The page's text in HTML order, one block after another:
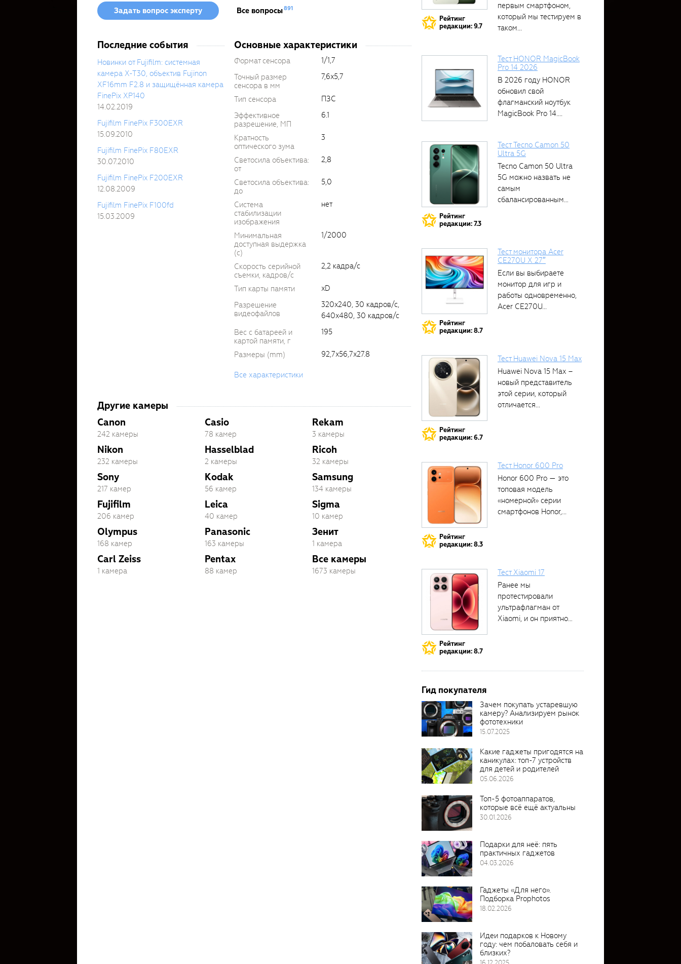
Задать вопрос эксперту Все вопросы891
Последние события
Новинки от Fujifilm: системная
камера X-T30, объектив Fujinon
XF16mm F2.8 и защищённая камера
FinePix XP140
14.02.2019
Fujifilm FinePix F300EXR
15.09.2010
Fujifilm FinePix F80EXR
30.07.2010
Fujifilm FinePix F200EXR
12.08.2009
Fujifilm FinePix F100fd
15.03.2009
Основные характеристики
Формат сенсора
1/1,7
Точный размер
сенсора в мм
7,6x5,7
Тип сенсора
ПЗС
Эффективное
разрешение, МП
6.1
Кратность
оптического зума
3
Светосила объектива:
от
2,8
Светосила объектива:
до
5,0
Система
стабилизации
изображения
нет
Минимальная
доступная выдержка
(c)
1/2000
Скорость серийной
съемки, кадров/с
2,2 кадра/с
Тип карты памяти
xD
Разрешение
видеофайлов
320x240, 30 кадров/с,
640x480, 30 кадров/с
Вес с батареей и
картой памяти, г
195
Размеры (mm) 92,7x56,7x27.8
Все характеристики
Другие камеры
Canon
242 камеры
Nikon
232 камеры
Sony
217 камер
Fujifilm
206 камер
Olympus
168 камер
Carl Zeiss
1 камера
Casio
78 камер
Hasselblad
2 камеры
Kodak
56 камер
Leica
40 камер
Panasonic
163 камеры
Pentax
88 камер
Rekam
3 камеры
Ricoh
32 камеры
Samsung
134 камеры
Sigma
10 камер
Зенит
1 камера
Все камеры
1673 камеры
Рейтинг
редакции: 9.7
первым смартфоном,
который мы тестируем в
таком...
Тест HONOR MagicBook
Pro 14 2026
В 2026 году HONOR
обновил свой
флагманский ноутбук
MagicBook Pro 14....
Рейтинг
редакции: 7.3
Тест Tecno Camon 50
Ultra 5G
Tecno Camon 50 Ultra
5G можно назвать не
самым
сбалансированным
Рейтинг
редакции: 8.7
Тест монитора Acer
CE270U X 27″
Если вы выбираете
монитор для игр и
работы одновременно,
Acer CE270U...
Рейтинг
редакции: 6.7
Тест Huawei Nova 15 Max
Huawei Nova 15 Max –
новый представитель
этой серии, который
отличается...
Рейтинг
редакции: 8.3
Тест Honor 600 Pro
Honor 600 Pro — это
топовая модель
«номерной» серии
смартфонов Honor,...
Рейтинг
редакции: 8.7
Тест Xiaomi 17
Ранее мы
протестировали
ультрафлагман от
Xiaomi, и он приятно
Гид покупателя
Зачем покупать устаревшую
камеру? Анализируем рынок
фототехники
15.07.2025
Какие гаджеты пригодятся на
каникулах: топ-7 устройств
для детей и родителей
05.06.2026
Топ-5 фотоаппаратов,
которые всё ещё актуальны
30.01.2026
Подарки для неё: пять
практичных гаджетов
04.03.2026
Гаджеты «Для него».
Подборка Prophotos
18.02.2026
Идеи подарков к Новому
году: чем побаловать себя и
близких?